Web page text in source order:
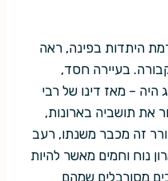
היתדות בפינה, ראה
בעיירה חסד,
היה – מאז דינו של רבי
את תושביה בארונות,
זה מכבר משנתו, רעב
נוח וחמים מאשר להיות
מסורבלים שמהם